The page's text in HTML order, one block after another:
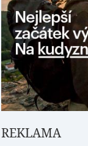
REKLAMA